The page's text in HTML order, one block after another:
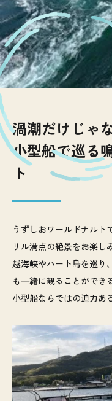
渦潮だけじゃ
小型船で巡る
ト
うずしおワールドナルト
リル満点の絶景をお楽し
越海峡やハート島を巡り
も一緒に観ることができ
小型船ならではの迫力あ